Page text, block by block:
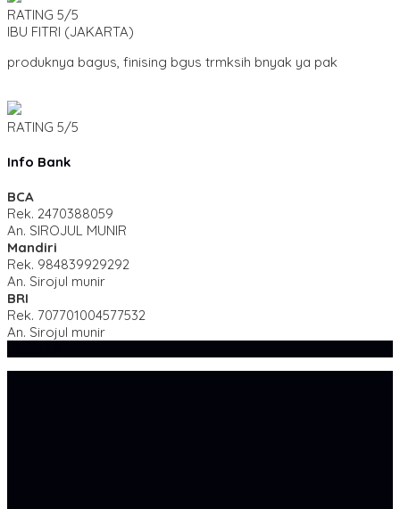
RATING 5/5
IBU FITRI (JAKARTA)
produknya bagus, finising bgus trmksih bnyak ya pak
RATING 5/5
Info Bank
BCA
Rek. 2470388059
An. SIROJUL MUNIR
Mandiri
Rek. 984839929292
An. Sirojul munir
BRI
Rek. 707701004577532
An. Sirojul munir